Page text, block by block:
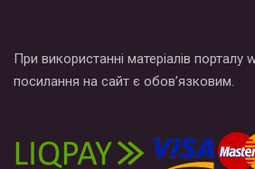
При використанні матеріалів порталу
посилання на сайт є обов’язковим.